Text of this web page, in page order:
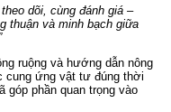
dõi, cùng đánh giá –
thuận và minh bạch giữa
ruộng và hướng dẫn nông
cung ứng vật tư đúng thời
góp phần quan trọng vào